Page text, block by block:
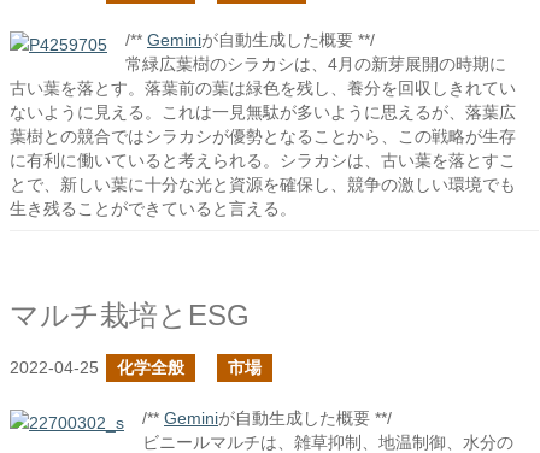
/** Geminiが自動生成した概要 **/
常緑広葉樹のシラカシは、4月の新芽展開の時期に
古い葉を落とす。落葉前の葉は緑色を残し、養分を回収しきれてい
ないように見える。これは一見無駄が多いように思えるが、落葉広
葉樹との競合ではシラカシが優勢となることから、この戦略が生存
に有利に働いていると考えられる。シラカシは、古い葉を落とすこ
とで、新しい葉に十分な光と資源を確保し、競争の激しい環境でも
生き残ることができていると言える。
マルチ栽培とESG
2022-04-25 化学全般 市場
/** Geminiが自動生成した概要 **/
ビニールマルチは、雑草抑制、地温制御、水分の